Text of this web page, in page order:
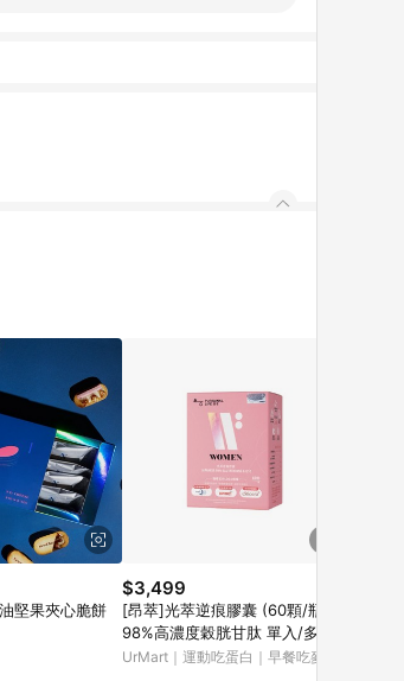
堅果夾心脆餅
$3,499
[昂萃]光萃逆痕膠囊 (60顆/瓶) -
98%高濃度穀胱甘肽 單入/多入
組-1入組
UrMart｜運動吃蛋白｜早餐吃麥片